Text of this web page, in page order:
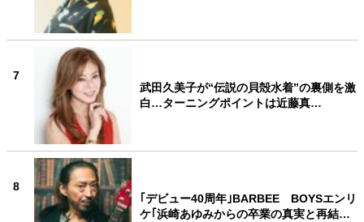
7
武田久美子が“伝説の貝殻水着”の裏側を激
白…ターニングポイントは近藤真…
8
｢デビュー40周年｣BARBEE BOYSエンリ
ケ｢浜崎あゆみからの卒業の真実と再結…